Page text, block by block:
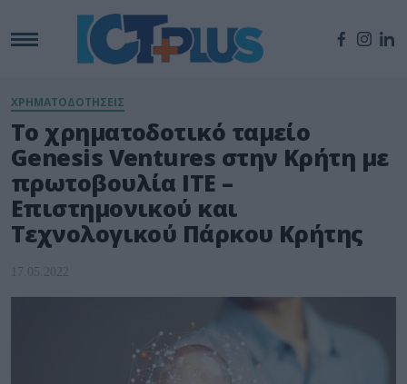
ΧΡΗΜΑΤΟΔΟΤΗΣΕΙΣ
Το χρηματοδοτικό ταμείο
Genesis Ventures στην Κρήτη με
πρωτοβουλία ΙΤΕ –
Επιστημονικού και
Τεχνολογικού Πάρκου Κρήτης
17.05.2022